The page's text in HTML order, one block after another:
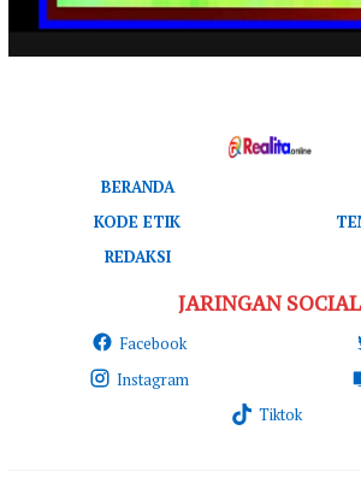
BERANDA
KODE ETIK
REDAKSI
JARINGAN SOCIAL
Facebook
Instagram
Tiktok